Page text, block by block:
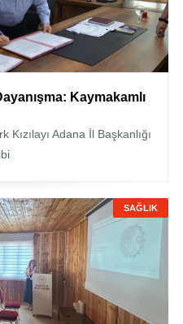
Kaymakamlı
Kızılayı Adana İl Başkanlığı
SAĞLIK